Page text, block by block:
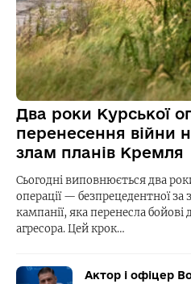
Два роки Курської
перенесення війни
злам планів Кремля
Сьогодні виповнюється два
операції — безпрецедентної
кампанії, яка перенесла
агресора. Цей крок…
Актор і офіцер